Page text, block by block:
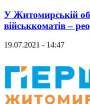
У Житомирській
військкоматів –
19.07.2021 - 14:47